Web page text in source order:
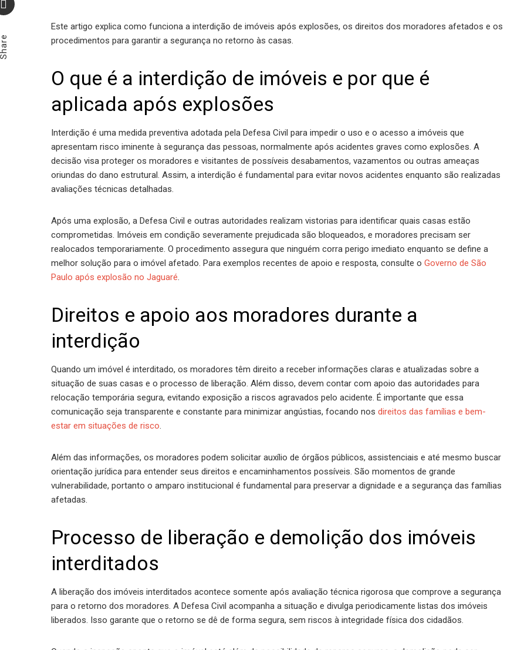
Este artigo explica como funciona a interdição de imóveis após explosões, os direitos dos moradores afetados e os
procedimentos para garantir a segurança no retorno às casas.
O que é a interdição de imóveis e por que é
aplicada após explosões
Interdição é uma medida preventiva adotada pela Defesa Civil para impedir o uso e o acesso a imóveis que
apresentam risco iminente à segurança das pessoas, normalmente após acidentes graves como explosões. A
decisão visa proteger os moradores e visitantes de possíveis desabamentos, vazamentos ou outras ameaças
oriundas do dano estrutural. Assim, a interdição é fundamental para evitar novos acidentes enquanto são realizadas
avaliações técnicas detalhadas.
Após uma explosão, a Defesa Civil e outras autoridades realizam vistorias para identificar quais casas estão
comprometidas. Imóveis em condição severamente prejudicada são bloqueados, e moradores precisam ser
realocados temporariamente. O procedimento assegura que ninguém corra perigo imediato enquanto se define a
melhor solução para o imóvel afetado. Para exemplos recentes de apoio e resposta, consulte o Governo de São
Paulo após explosão no Jaguaré.
Direitos e apoio aos moradores durante a
interdição
Quando um imóvel é interditado, os moradores têm direito a receber informações claras e atualizadas sobre a
situação de suas casas e o processo de liberação. Além disso, devem contar com apoio das autoridades para
relocação temporária segura, evitando exposição a riscos agravados pelo acidente. É importante que essa
comunicação seja transparente e constante para minimizar angústias, focando nos direitos das famílias e bem-
estar em situações de risco.
Além das informações, os moradores podem solicitar auxílio de órgãos públicos, assistenciais e até mesmo buscar
orientação jurídica para entender seus direitos e encaminhamentos possíveis. São momentos de grande
vulnerabilidade, portanto o amparo institucional é fundamental para preservar a dignidade e a segurança das famílias
afetadas.
Processo de liberação e demolição dos imóveis
interditados
A liberação dos imóveis interditados acontece somente após avaliação técnica rigorosa que comprove a segurança
para o retorno dos moradores. A Defesa Civil acompanha a situação e divulga periodicamente listas dos imóveis
liberados. Isso garante que o retorno se dê de forma segura, sem riscos à integridade física dos cidadãos.